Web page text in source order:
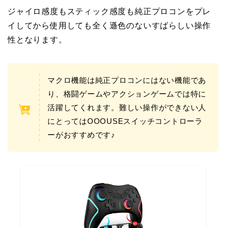
ジャイロ感度もスティック感度も純正プロコンをプレ
イしてから使用しても全く遜色のないすばらしい操作
性となります。
マクロ機能は純正プロコンにはない機能であ
り、格闘ゲームやアクションゲームでは特に
活躍してくれます。難しい操作ができない人
にとってはOOOUSEスイッチコントローラ
ーがおすすめです♪